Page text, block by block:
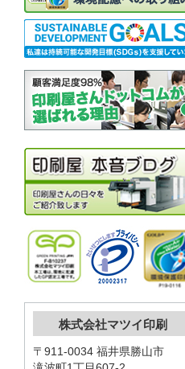
株式会社マツイ印刷
〒911-0034 福井県勝山市